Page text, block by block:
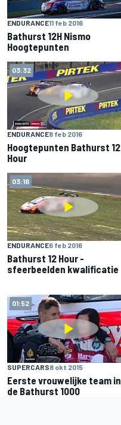
ENDURANCE11 feb 2016
Bathurst 12H Nismo
Hoogtepunten
03:32
ENDURANCE8 feb 2016
Hoogtepunten Bathurst 12
Hour
03:18
ENDURANCE6 feb 2016
Bathurst 12 Hour -
sfeerbeelden kwalificatie
01:52
SUPERCARS8 okt 2015
Eerste vrouwelijke team in
de Bathurst 1000